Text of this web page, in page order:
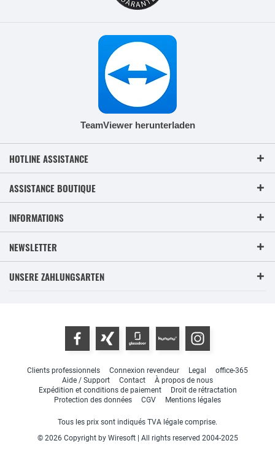
TeamViewer herunterladen
HOTLINE ASSISTANCE
ASSISTANCE BOUTIQUE
INFORMATIONS
NEWSLETTER
UNSERE ZAHLUNGSARTEN
Clients professionnels Connexion revendeur Legal
office-365
Aide / Support
Contact
À propos de nous
Expédition et conditions de paiement
Droit de rétractation
Protection des données
CGV Mentions légales
Tous les prix sont indiqués TVA légale comprise.
© 2026 Copyright by Wiresoft | All rights reserved 2004-2025